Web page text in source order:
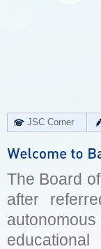
JSC Corner
The Board
after